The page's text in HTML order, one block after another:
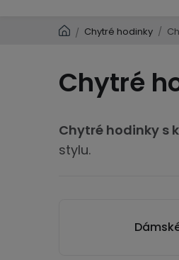
Domů
/ Chytré hodinky /
Chytré
Chytré hodinky s
stylu.